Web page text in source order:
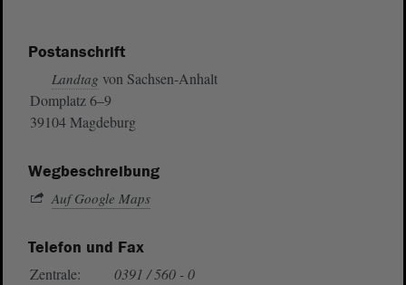
Postanschrift
Landtag von Sachsen-Anhalt
Domplatz 6–9
39104 Magdeburg
Wegbeschreibung
Auf Google Maps
Telefon und Fax
Zentrale:
0391 / 560 - 0